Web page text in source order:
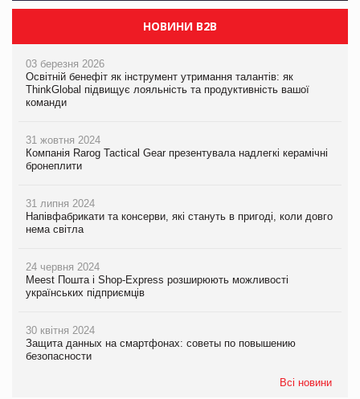
НОВИНИ B2B
03 березня 2026
Освітній бенефіт як інструмент утримання талантів: як
ThinkGlobal підвищує лояльність та продуктивність вашої
команди
31 жовтня 2024
Компанія Rarog Tactical Gear презентувала надлегкі керамічні
бронеплити
31 липня 2024
Напівфабрикати та консерви, які стануть в пригоді, коли довго
нема світла
24 червня 2024
Meest Пошта і Shop-Express розширюють можливості
українських підприємців
30 квітня 2024
Защита данных на смартфонах: советы по повышению
безопасности
Всі новини